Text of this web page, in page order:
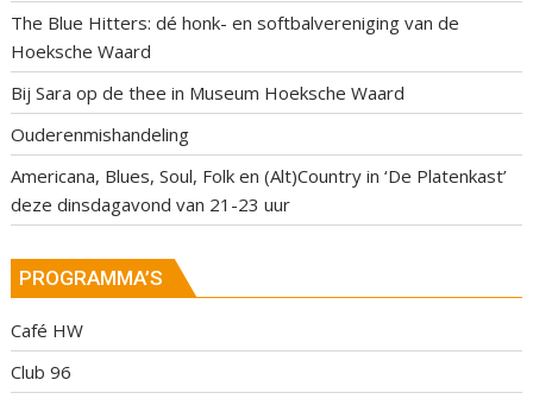
The Blue Hitters: dé honk- en softbalvereniging van de
Hoeksche Waard
Bij Sara op de thee in Museum Hoeksche Waard
Ouderenmishandeling
Americana, Blues, Soul, Folk en (Alt)Country in ‘De Platenkast’
deze dinsdagavond van 21-23 uur
PROGRAMMA’S
Café HW
Club 96